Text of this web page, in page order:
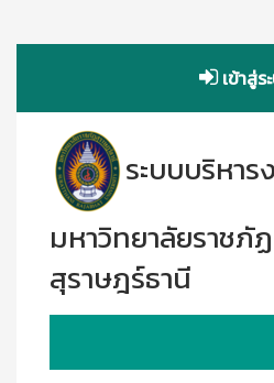
เข้าสู่ร
ระบบบริหาร
มหาวิทยาลัยราชภัฏ
สุราษฎร์ธานี